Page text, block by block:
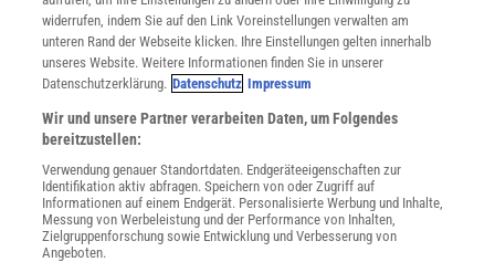
widerrufen, indem Sie auf den Link Voreinstellungen verwalten am
unteren Rand der Webseite klicken. Ihre Einstellungen gelten innerhalb
unseres Website. Weitere Informationen finden Sie in unserer
Datenschutzerklärung. Datenschutz Impressum
Wir und unsere Partner verarbeiten Daten, um Folgendes
bereitzustellen:
Verwendung genauer Standortdaten. Endgeräteeigenschaften zur
Identifikation aktiv abfragen. Speichern von oder Zugriff auf
Informationen auf einem Endgerät. Personalisierte Werbung und Inhalte,
Messung von Werbeleistung und der Performance von Inhalten,
Zielgruppenforschung sowie Entwicklung und Verbesserung von
Angeboten.